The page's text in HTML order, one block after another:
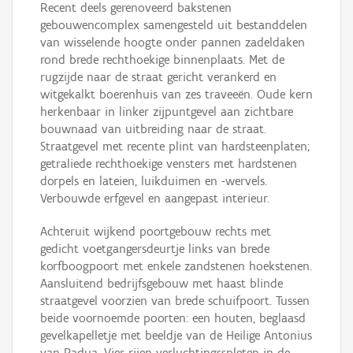
Recent deels gerenoveerd bakstenen
gebouwencomplex samengesteld uit bestanddelen
van wisselende hoogte onder pannen zadeldaken
rond brede rechthoekige binnenplaats. Met de
rugzijde naar de straat gericht verankerd en
witgekalkt boerenhuis van zes traveeën. Oude kern
herkenbaar in linker zijpuntgevel aan zichtbare
bouwnaad van uitbreiding naar de straat.
Straatgevel met recente plint van hardsteenplaten;
getraliede rechthoekige vensters met hardstenen
dorpels en lateien, luikduimen en -wervels.
Verbouwde erfgevel en aangepast interieur.
Achteruit wijkend poortgebouw rechts met
gedicht voetgangersdeurtje links van brede
korfboogpoort met enkele zandstenen hoekstenen.
Aansluitend bedrijfsgebouw met haast blinde
straatgevel voorzien van brede schuifpoort. Tussen
beide voornoemde poorten: een houten, beglaasd
gevelkapelletje met beeldje van de Heilige Antonius